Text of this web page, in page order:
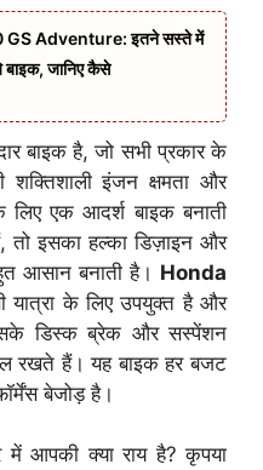
GS Adventure: इतने सस्ते में
बाइक, जानिए कैसे
बाइक है, जो सभी प्रकार के
इंजन क्षमता और
एक आदर्श बाइक बनाती
तो इसका हल्का डिज़ाइन और
आसान बनाती है। Honda
यात्रा के लिए उपयुक्त है और
डिस्क ब्रेक और सस्पेंशन
रखते हैं। यह बाइक हर बजट
बेजोड़ है।
आपकी क्या राय है? कृपया